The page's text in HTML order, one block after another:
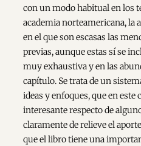
con un modo habitual en los
academia norteamericana, la
en el que son escasas las
previas, aunque estas sí se
muy exhaustiva y en las
capítulo. Se trata de un
ideas y enfoques, que en
interesante respecto de
claramente de relieve el
que el libro tiene una